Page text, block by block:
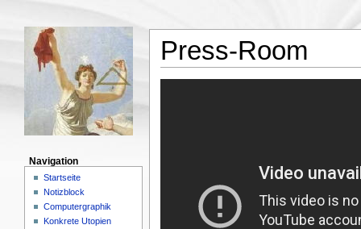
Press-Room
Navigation
Startseite
Notizblock
Computergraphik
Konkrete Utopien